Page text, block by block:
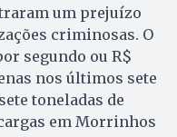
um prejuízo
criminosas. O
segundo ou R$
nos últimos sete
toneladas de
em Morrinhos